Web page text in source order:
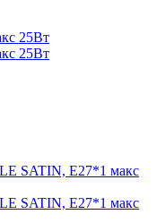
25Вт
25Вт
SATIN, E27*1 макс
SATIN, E27*1 макс